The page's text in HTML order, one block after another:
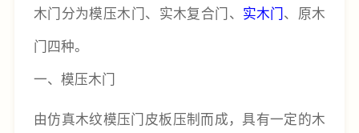
木门分为模压木门、实木复合门、 实木门、原木
门四种。
一、模压木门
由仿真木纹模压门皮板压制而成，具有一定的木